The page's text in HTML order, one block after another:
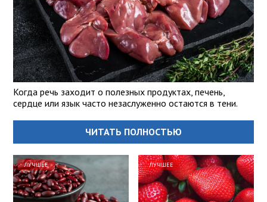
Когда речь заходит о полезных продуктах, печень,
сердце или язык часто незаслуженно остаются в тени.
ЧИТАТЬ ПОЛНОСТЬЮ
ЛУЧШЕЕ ЛУЧШЕЕ